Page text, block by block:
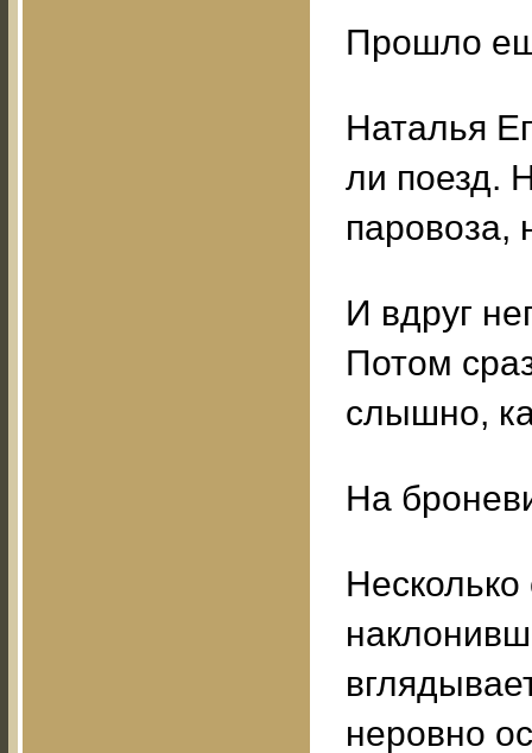
Прошло
Наталья
ли поезд.
паровоза,
И вдруг
Потом
слышно,
На
неровно